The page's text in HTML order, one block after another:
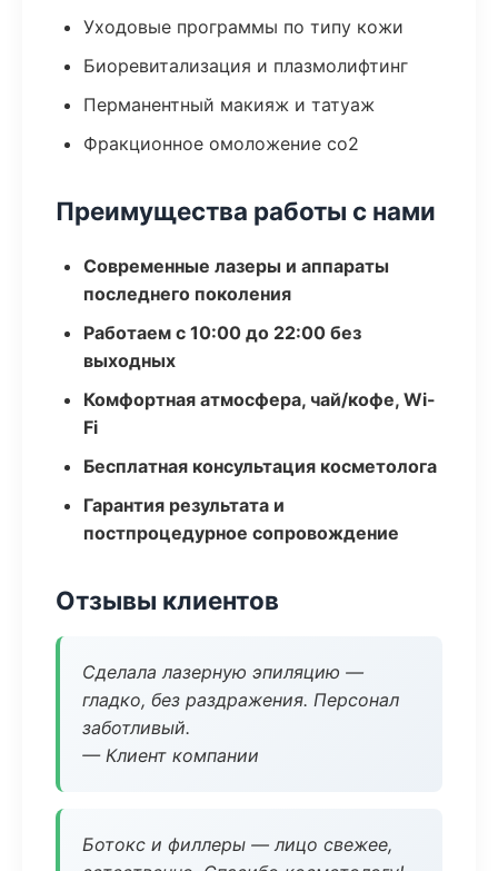
Уходовые программы по типу кожи
Биоревитализация и плазмолифтинг
Перманентный макияж и татуаж
Фракционное омоложение co2
Преимущества работы с нами
Современные лазеры и аппараты
последнего поколения
Работаем с 10:00 до 22:00 без
выходных
Комфортная атмосфера, чай/кофе, Wi-
Fi
Бесплатная консультация косметолога
Гарантия результата и
постпроцедурное сопровождение
Отзывы клиентов
Сделала лазерную эпиляцию —
гладко, без раздражения. Персонал
заботливый.
— Клиент компании
Ботокс и филлеры — лицо свежее,